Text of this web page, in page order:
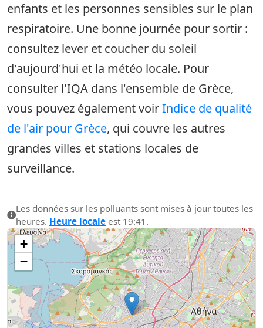
enfants et les personnes sensibles sur le plan
respiratoire. Une bonne journée pour sortir :
consultez lever et coucher du soleil
d'aujourd'hui et la météo locale. Pour
consulter l'IQA dans l'ensemble de Grèce,
vous pouvez également voirIndice de qualité
de l'air pour Grèce, qui couvre les autres
grandes villes et stations locales de
surveillance.
Les données sur les polluants sont mises à jour toutes les
heures. Heure locale est 19:41.
+
−